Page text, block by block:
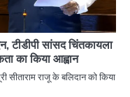
टीडीपी सांसद चिंतकायला
का किया आह्वान
सीताराम राजू के बलिदान को किया